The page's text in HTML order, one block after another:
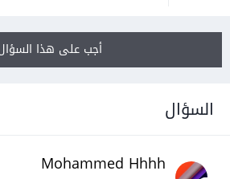
أجب على هذا السؤال
السؤال
Mohammed Hhhh